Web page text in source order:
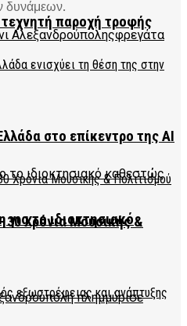
παροχή τροφής
στο επίκεντρο της AI
Χρόνια Μουσικής &
δυνάμεων.
Αλεξανδρούποληςφρεγάτα
το ιδιοκτησιακό